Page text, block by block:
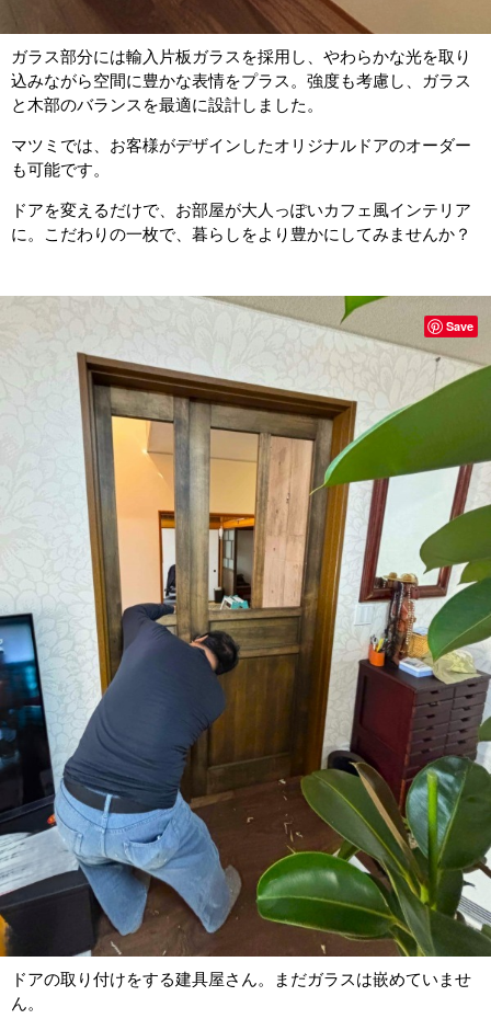
ガラス部分には輸入片板ガラスを採用し、やわらかな光を取り
込みながら空間に豊かな表情をプラス。強度も考慮し、ガラス
と木部のバランスを最適に設計しました。
マツミでは、お客様がデザインしたオリジナルドアのオーダー
も可能です。
ドアを変えるだけで、お部屋が大人っぽいカフェ風インテリア
に。こだわりの一枚で、暮らしをより豊かにしてみませんか？
ドアの取り付けをする建具屋さん。まだガラスは嵌めていませ
ん。
Save